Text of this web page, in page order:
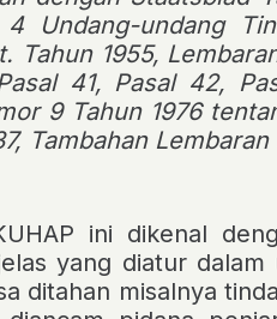
Undang-undang
Tahun 1955,
41, Pasal 42,
9 Tahun 1976
Tambahan
ini dikenal
yang diatur
ditahan misalnya